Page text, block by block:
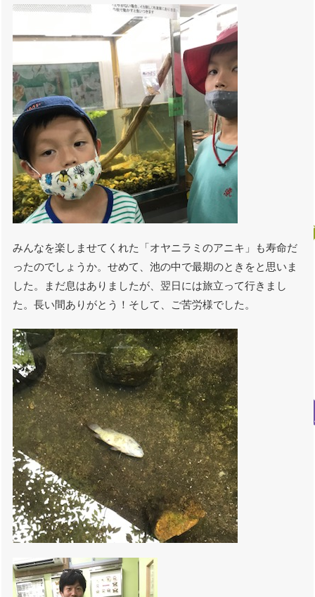
みんなを楽しませてくれた「オヤニラミのアニキ」も寿命だ
ったのでしょうか。せめて、池の中で最期のときをと思いま
した。まだ息はありましたが、翌日には旅立って行きまし
た。長い間ありがとう！そして、ご苦労様でした。